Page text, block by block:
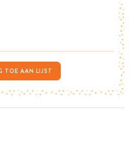
TOE AAN LIJST